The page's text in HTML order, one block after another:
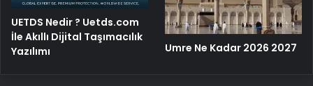
UETDS Nedir ? Uetds.com
İle Akıllı Dijital Taşımacılık
Yazılımı
Umre Ne Kadar 2026 2027